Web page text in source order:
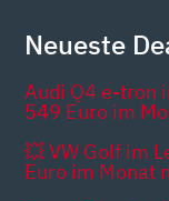
Neueste
Audi Q4 e-tron
549 Euro im
💥 VW Golf im
Euro im Monat